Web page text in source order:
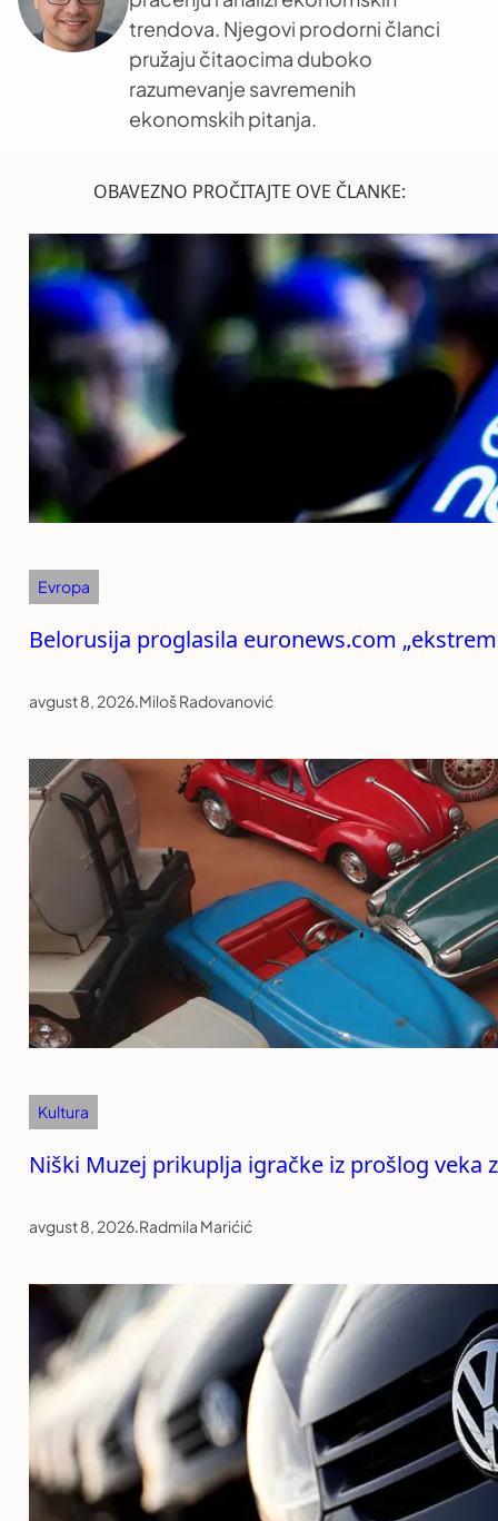
trendova. Njegovi prodorni članci
pružaju čitaocima duboko
razumevanje savremenih
ekonomskih pitanja.
OBAVEZNO PROČITAJTE OVE ČLANKE:
Evropa
Belorusija proglasila euronews.com
avgust 8, 2026.Miloš Radovanović
Kultura
Niški Muzej prikuplja igračke iz prošlog veka
avgust 8, 2026.Radmila Marićić